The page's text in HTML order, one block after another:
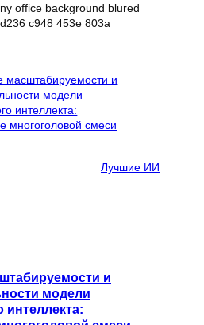
Лучшие ИИ
и
модели
интеллекта: